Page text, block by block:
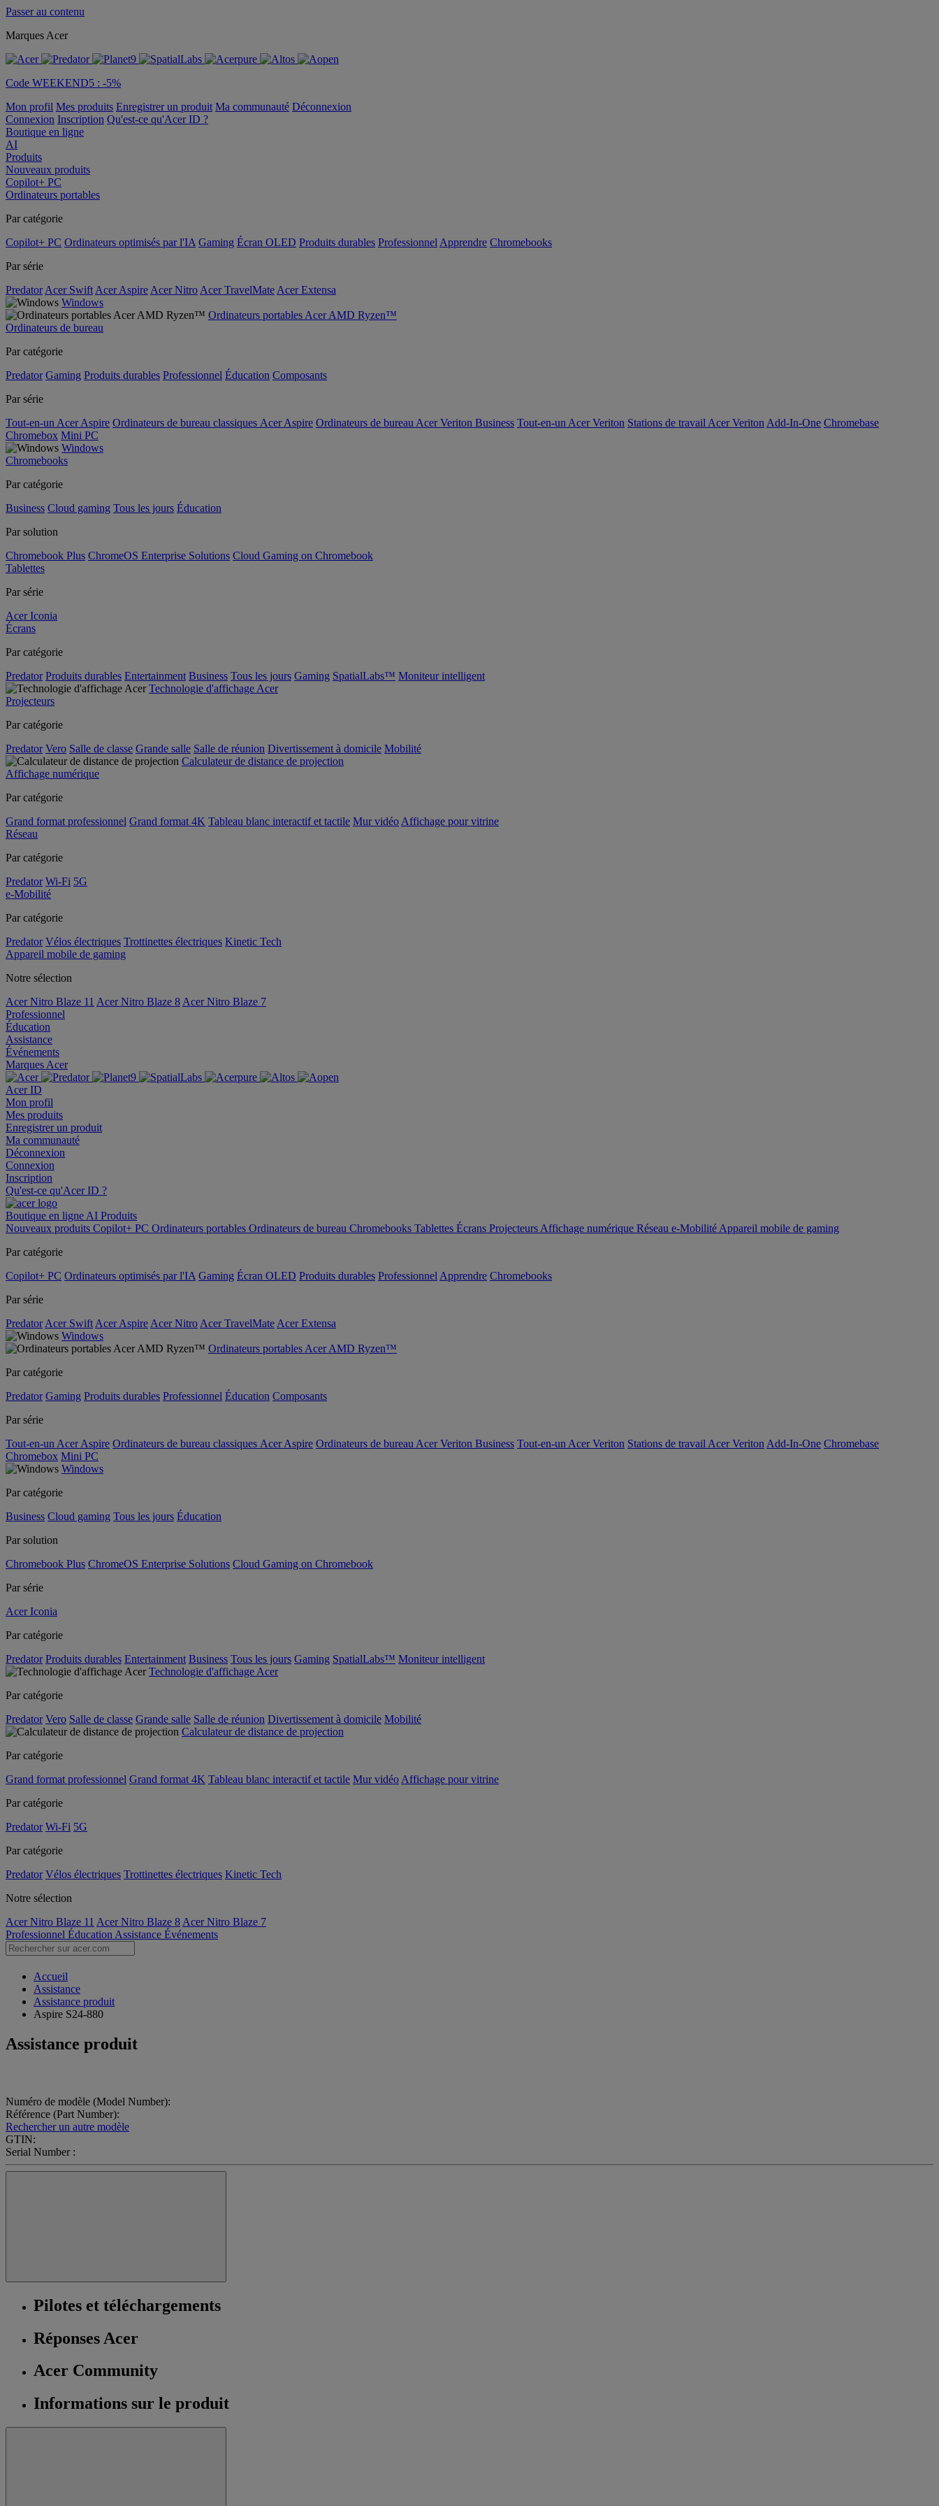
Passer au contenu
Marques Acer
Code WEEKEND5 : -5%
Mon profil Mes produits Enregistrer un produit Ma communauté Déconnexion
Connexion Inscription Qu'est-ce qu'Acer ID ?
Boutique en ligne
AI
Produits
Nouveaux produits
Copilot+ PC
Ordinateurs portables
Par catégorie
Copilot+ PC Ordinateurs optimisés par l'IA Gaming Écran OLED Produits durables Professionnel Apprendre Chromebooks
Par série
Predator Acer Swift Acer Aspire Acer Nitro Acer TravelMate Acer Extensa
Windows
Ordinateurs portables Acer AMD Ryzen™
Ordinateurs de bureau
Par catégorie
Predator Gaming Produits durables Professionnel Éducation Composants
Par série
Tout-en-un Acer Aspire Ordinateurs de bureau classiques Acer Aspire Ordinateurs de bureau Acer Veriton Business Tout-en-un Acer Veriton Stations de travail Acer Veriton Add-In-One Chromebase
Chromebox Mini PC
Windows
Chromebooks
Par catégorie
Business Cloud gaming Tous les jours Éducation
Par solution
Chromebook Plus ChromeOS Enterprise Solutions Cloud Gaming on Chromebook
Tablettes
Par série
Acer Iconia
Écrans
Par catégorie
Predator Produits durables Entertainment Business Tous les jours Gaming SpatialLabs™ Moniteur intelligent
Technologie d'affichage Acer
Projecteurs
Par catégorie
Predator Vero Salle de classe Grande salle Salle de réunion Divertissement à domicile Mobilité
Calculateur de distance de projection
Affichage numérique
Par catégorie
Grand format professionnel Grand format 4K Tableau blanc interactif et tactile Mur vidéo Affichage pour vitrine
Réseau
Par catégorie
Predator Wi-Fi 5G
e-Mobilité
Par catégorie
Predator Vélos électriques Trottinettes électriques Kinetic Tech
Appareil mobile de gaming
Notre sélection
Acer Nitro Blaze 11 Acer Nitro Blaze 8 Acer Nitro Blaze 7
Professionnel
Éducation
Assistance
Événements
Marques Acer
Acer ID
Mon profil
Mes produits
Enregistrer un produit
Ma communauté
Déconnexion
Connexion
Inscription
Qu'est-ce qu'Acer ID ?
Boutique en ligne AI Produits
Nouveaux produits Copilot+ PC Ordinateurs portables Ordinateurs de bureau Chromebooks Tablettes Écrans Projecteurs Affichage numérique Réseau e-Mobilité Appareil mobile de gaming
Par catégorie
Copilot+ PC Ordinateurs optimisés par l'IA Gaming Écran OLED Produits durables Professionnel Apprendre Chromebooks
Par série
Predator Acer Swift Acer Aspire Acer Nitro Acer TravelMate Acer Extensa
Windows
Ordinateurs portables Acer AMD Ryzen™
Par catégorie
Predator Gaming Produits durables Professionnel Éducation Composants
Par série
Tout-en-un Acer Aspire Ordinateurs de bureau classiques Acer Aspire Ordinateurs de bureau Acer Veriton Business Tout-en-un Acer Veriton Stations de travail Acer Veriton Add-In-One Chromebase
Chromebox Mini PC
Windows
Par catégorie
Business Cloud gaming Tous les jours Éducation
Par solution
Chromebook Plus ChromeOS Enterprise Solutions Cloud Gaming on Chromebook
Par série
Acer Iconia
Par catégorie
Predator Produits durables Entertainment Business Tous les jours Gaming SpatialLabs™ Moniteur intelligent
Technologie d'affichage Acer
Par catégorie
Predator Vero Salle de classe Grande salle Salle de réunion Divertissement à domicile Mobilité
Calculateur de distance de projection
Par catégorie
Grand format professionnel Grand format 4K Tableau blanc interactif et tactile Mur vidéo Affichage pour vitrine
Par catégorie
Predator Wi-Fi 5G
Par catégorie
Predator Vélos électriques Trottinettes électriques Kinetic Tech
Notre sélection
Acer Nitro Blaze 11 Acer Nitro Blaze 8 Acer Nitro Blaze 7
Professionnel Éducation Assistance Événements
Accueil
Assistance
Assistance produit
Aspire S24-880
Assistance produit
Numéro de modèle (Model Number):
Référence (Part Number):
Rechercher un autre modèle
GTIN:
Serial Number :
Pilotes et téléchargements
Réponses Acer
Acer Community
Informations sur le produit